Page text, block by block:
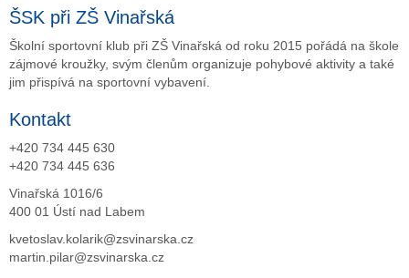
ŠSK při ZŠ Vinařská
Školní sportovní klub při ZŠ Vinařská od roku 2015 pořádá na škole
zájmové kroužky, svým členům organizuje pohybové aktivity a také
jim přispívá na sportovní vybavení.
Kontakt
+420 734 445 630
+420 734 445 636
Vinařská 1016/6
400 01 Ústí nad Labem
kvetoslav.kolarik@zsvinarska.cz
martin.pilar@zsvinarska.cz